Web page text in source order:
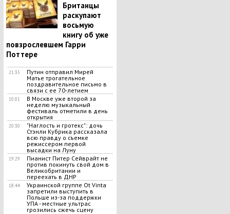
Британцы
раскупают
восьмую
книгу об уже
повзрослевшем Гарри
Поттере
21:35
Путин отправил Мирей
Матье трогательное
поздравительное письмо в
связи с ее 70-летием
10:01
В Москве уже второй за
неделю музыкальный
фестиваль отметили в день
открытия
20:30
"Наглость и гротекс": дочь
Стэнли Кубрика рассказала
всю правду о съемке
режиссером первой
высадки на Луну
19:29
Пианист Питер Сейврайт не
против покинуть свой дом в
Великобритании и
переехать в ДНР
18:44
Украинской группе Ot Vinta
запретили выступить в
Польше из-за поддержки
УПА - местные ультрас
грозились сжечь сцену